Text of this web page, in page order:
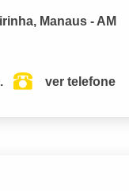
Manaus - AM
ver telefone